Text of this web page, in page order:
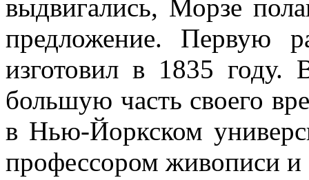
выдвигались, Морзе
предложение. Первую
изготовил в 1835
большую часть своего
в Нью-Йоркском
профессором живописи и